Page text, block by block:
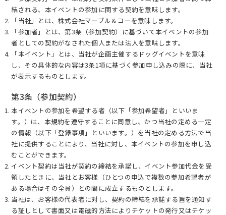
結される、本イベントの参加に関する契約を意味します。
「当社」とは、株式会社マーブル＆コーを意味します。
「参加者」とは、第3条（参加契約）に基づいて本イベントの参加
者としての契約がなされた個人または法人を意味します。
「本イベント」とは、当社が企画主催するドッグイベントを意味
し、その具体的な内容は3条1項に基づく参加申し込みの際に、当社
が表示するものとします。
第3条（参加契約）
本イベントの参加を希望する者（以下「参加希望者」といいま
す。）は、本規約を遵守することに同意し、かつ当社の定める一定
の情報（以下「登録事項」といいます。）を当社の定める方法で当
社に提供することにより、当社に対し、本イベントの参加を申し込
むことができます。
イベント契約は当社が契約の締結を承諾し、イベント参加代金を受
領したときに、当社とお客様（ひとつの申込で複数の参加希望者が
ある場合はその全員）との間に成立するものとします。
当社は、お客様の代表者に対し、契約の締結を承諾する旨を通知す
る証しとして書面又は電磁的方法によりチケットの発行又はチケッ